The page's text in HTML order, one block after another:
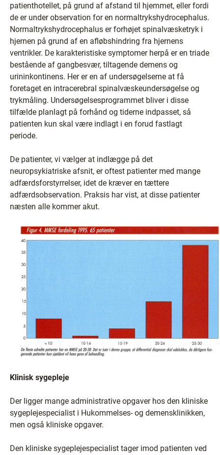
patienthotellet, på grund af afstand til hjemmet, eller fordi
de er under observation for en normaltrykshydrocephalus.
Normaltrykshydrocephalus er forhøjet spinalvæsketryk i
hjernen på grund af en afløbshindring fra hjernens
ventrikler. De karakteristiske symptomer herpå er en triade
bestående af gangbesvær, tiltagende demens og
urininkontinens. Her er en af undersøgelserne at få
foretaget en intracerebral spinalvæskeundersøgelse og
trykmåling. Undersøgelsesprogrammet bliver i disse
tilfælde planlagt på forhånd og tiderne indpasset, så
patienten kun skal være indlagt i en forud fastlagt
periode.
De patienter, vi vælger at indlægge på det
neuropsykiatriske afsnit, er oftest patienter med mange
adfærdsforstyrrelser, idet de kræver en tættere
adfærdsobservation. Praksis har vist, at disse patienter
næsten alle kommer akut.
Klinisk sygepleje
Der ligger mange administrative opgaver hos den kliniske
sygeplejespecialist i Hukommelses- og demensklinikken,
men også kliniske opgaver.
Den kliniske sygeplejespecialist tager imod patienten ved